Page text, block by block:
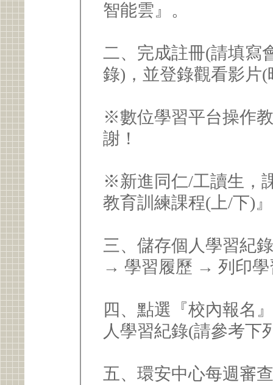
智能雲』。
二、完成註冊(請填寫
錄)，並登錄觀看影片
※數位學習平台操作
謝！
※新進同仁/工讀生，
教育訓練課程(上/下)
三、儲存個人學習紀
→ 學習履歷 → 列印
四、點選『校內報名
人學習紀錄(請參考
五、環安中心每週審